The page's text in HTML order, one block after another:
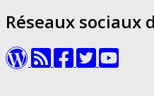
Réseaux sociaux